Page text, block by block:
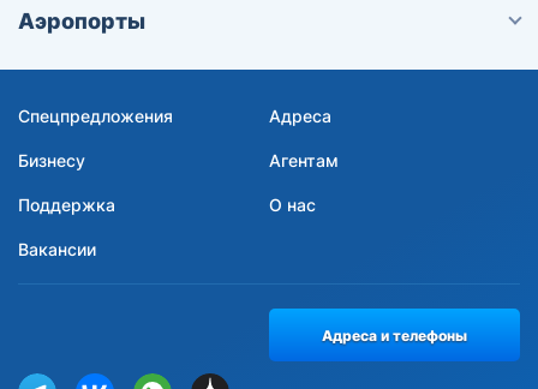
Аэропорты
Спецпредложения Адреса
Бизнесу Агентам
Поддержка О нас
Вакансии
Адреса и телефоны